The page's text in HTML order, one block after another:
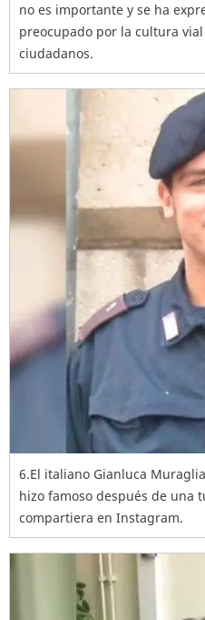
no es importante y se ha
preocupado por la cultura
ciudadanos.
6.El italiano Gianluca
hizo famoso después de una
compartiera en Instagram.